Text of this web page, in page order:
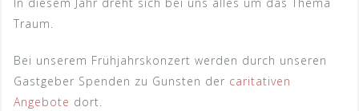
Traum.
Bei unserem Frühjahrskonzert werden durch unseren
Gastgeber Spenden zu Gunsten der caritativen
Angebote dort.